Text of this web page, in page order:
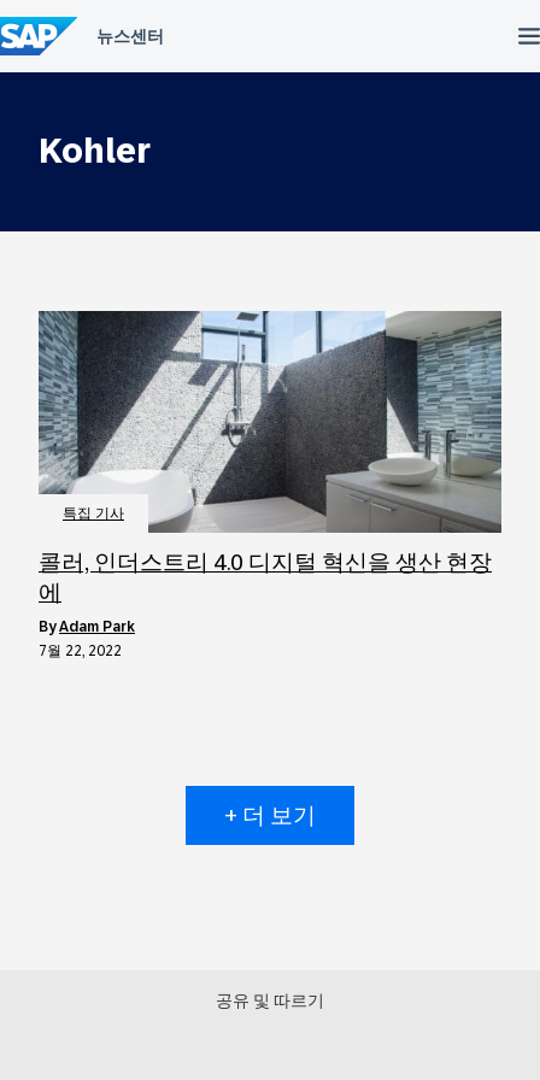
텐
츠
건
Kohler
특집 기사
콜러, 인더스트리 4.0 디지털 혁신을 생산 현장
에
byAdam Park
7월 22, 2022
+ 더 보기
공유 및 따르기